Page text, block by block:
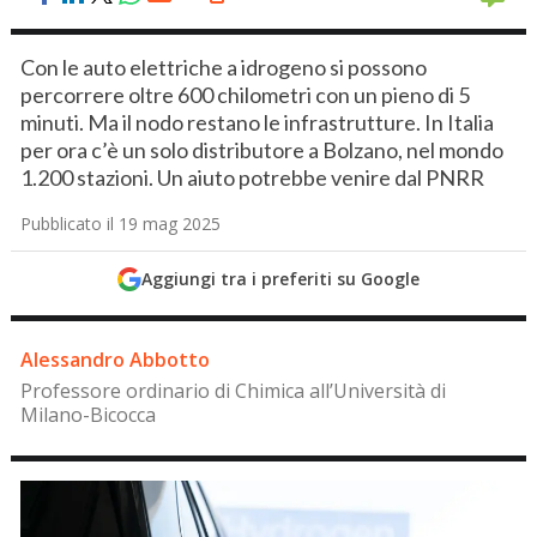
Con le auto elettriche a idrogeno si possono
percorrere oltre 600 chilometri con un pieno di 5
minuti. Ma il nodo restano le infrastrutture. In Italia
per ora c’è un solo distributore a Bolzano, nel mondo
1.200 stazioni. Un aiuto potrebbe venire dal PNRR
Pubblicato il 19 mag 2025
Aggiungi tra i preferiti su Google
Alessandro Abbotto
Professore ordinario di Chimica all’Università di
Milano-Bicocca